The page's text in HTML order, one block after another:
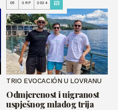
05 SRP 2024
TRIO EVOCACIÓN U LOVRANU
Odmjerenost i uigranost
uspješnog mladog trija